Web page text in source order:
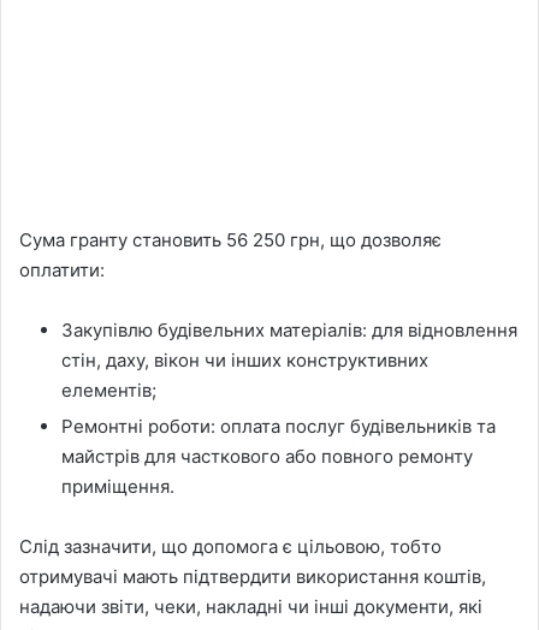
Сума гранту становить 56 250 грн, що дозволяє
оплатити:
Закупівлю будівельних матеріалів: для відновлення
стін, даху, вікон чи інших конструктивних
елементів;
Ремонтні роботи: оплата послуг будівельників та
майстрів для часткового або повного ремонту
приміщення.
Слід зазначити, що допомога є цільовою, тобто
отримувачі мають підтвердити використання коштів,
надаючи звіти, чеки, накладні чи інші документи, які